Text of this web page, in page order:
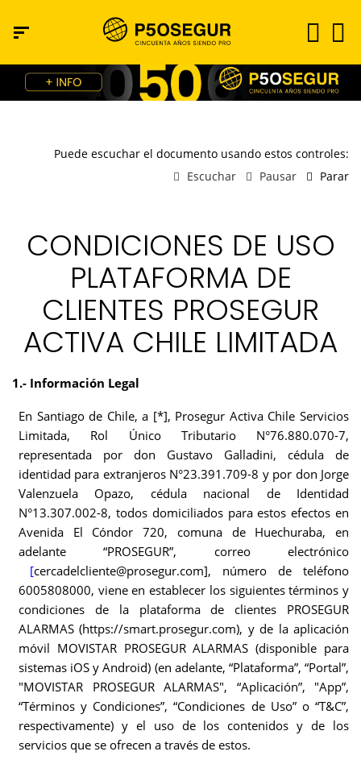
Puede escuchar el documento usando estos controles:
Escuchar
Pausar Parar
CONDICIONES DE USO
PLATAFORMA DE
CLIENTES PROSEGUR
ACTIVA CHILE LIMITADA
1.- Información Legal
En Santiago de Chile, a [*], Prosegur Activa Chile Servicios
Limitada, Rol Único Tributario N°76.880.070-7,
representada por don Gustavo Galladini, cédula de
identidad para extranjeros N°23.391.709-8 y por don Jorge
Valenzuela Opazo, cédula nacional de Identidad
N°13.307.002-8, todos domiciliados para estos efectos en
Avenida El Cóndor 720, comuna de Huechuraba, en
adelante “PROSEGUR”, correo electrónico
[cercadelcliente@prosegur.com], número de teléfono
6005808000, viene en establecer los siguientes términos y
condiciones de la plataforma de clientes PROSEGUR
ALARMAS (https://smart.prosegur.com), y de la aplicación
móvil MOVISTAR PROSEGUR ALARMAS (disponible para
sistemas iOS y Android) (en adelante, “Plataforma”, “Portal”,
"MOVISTAR PROSEGUR ALARMAS", “Aplicación”, "App”,
“Términos y Condiciones”, “Condiciones de Uso” o “T&C”,
respectivamente) y el uso de los contenidos y de los
servicios que se ofrecen a través de estos.